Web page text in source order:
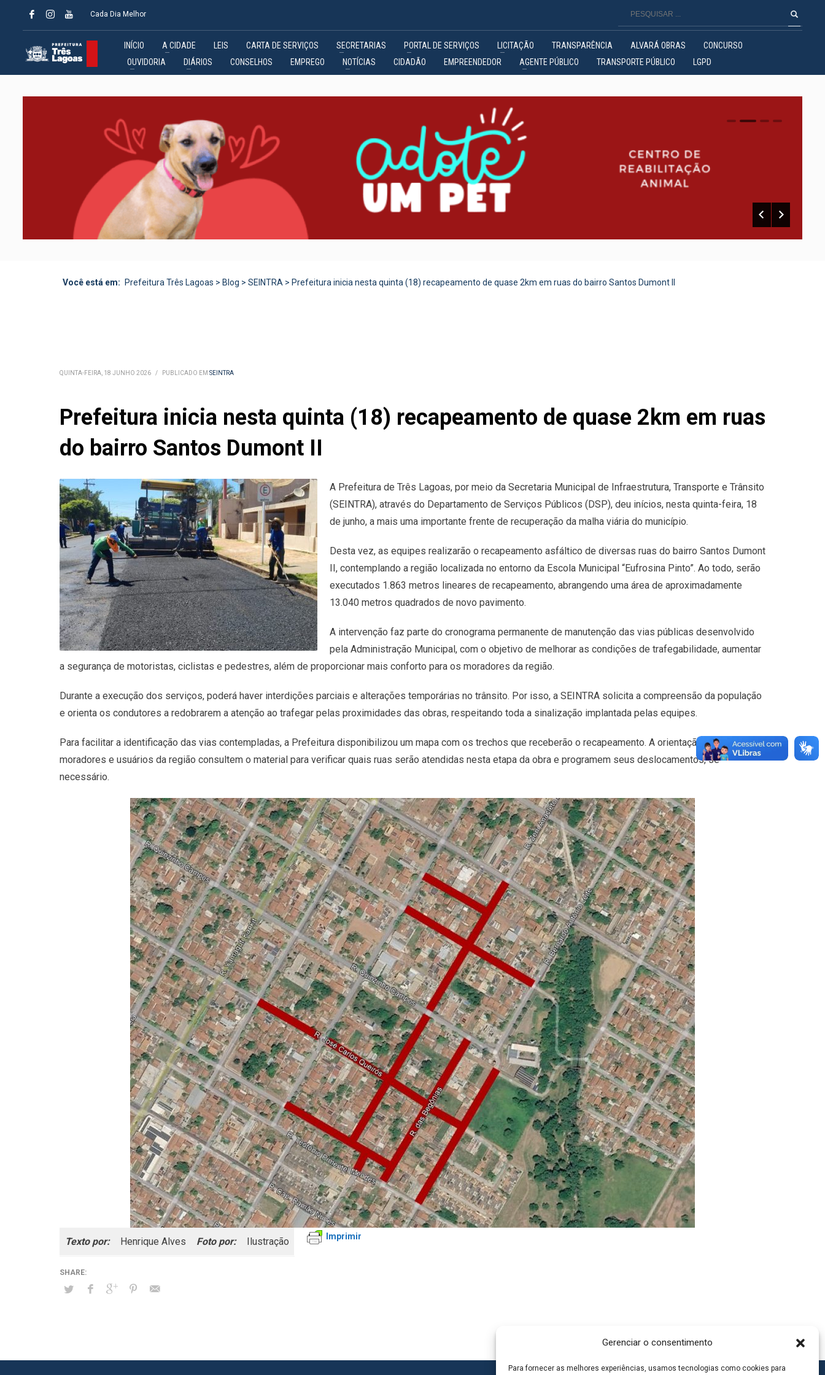
Gerenciar o consentimento
Para fornecer as melhores experiências, usamos tecnologias como cookies para
Cada Dia Melhor
INÍCIO A CIDADE LEIS CARTA DE SERVIÇOS SECRETARIAS PORTAL DE SERVIÇOS LICITAÇÃO TRANSPARÊNCIA ALVARÁ OBRAS
CONCURSO
OUVIDORIA
DIÁRIOS CONSELHOS EMPREGO NOTÍCIAS CIDADÃO EMPREENDEDOR AGENTE PÚBLICO TRANSPORTE PÚBLICO LGPD
0 1 2
Você está em: Prefeitura Três Lagoas > Blog > SEINTRA > Prefeitura inicia nesta quinta (18) recapeamento de quase 2km em ruas do bairro Santos Dumont II
QUINTA-FEIRA, 18 JUNHO 2026 / PUBLICADO EM SEINTRA
Prefeitura inicia nesta quinta (18) recapeamento de quase 2km em ruas
do bairro Santos Dumont II
A Prefeitura de Três Lagoas, por meio da Secretaria Municipal de Infraestrutura, Transporte e Trânsito
(SEINTRA), através do Departamento de Serviços Públicos (DSP), deu inícios, nesta quinta-feira, 18
de junho, a mais uma importante frente de recuperação da malha viária do município.
Desta vez, as equipes realizarão o recapeamento asfáltico de diversas ruas do bairro Santos Dumont
II, contemplando a região localizada no entorno da Escola Municipal “Eufrosina Pinto”. Ao todo, serão
executados 1.863 metros lineares de recapeamento, abrangendo uma área de aproximadamente
13.040 metros quadrados de novo pavimento.
A intervenção faz parte do cronograma permanente de manutenção das vias públicas desenvolvido
pela Administração Municipal, com o objetivo de melhorar as condições de trafegabilidade, aumentar
a segurança de motoristas, ciclistas e pedestres, além de proporcionar mais conforto para os moradores da região.
Durante a execução dos serviços, poderá haver interdições parciais e alterações temporárias no trânsito. Por isso, a SEINTRA solicita a compreensão da população
e orienta os condutores a redobrarem a atenção ao trafegar pelas proximidades das obras, respeitando toda a sinalização implantada pelas equipes.
Para facilitar a identificação das vias contempladas, a Prefeitura disponibilizou um mapa com os trechos que receberão o recapeamento. A orientação é que
moradores e usuários da região consultem o material para verificar quais ruas serão atendidas nesta etapa da obra e programem seus deslocamentos, se
necessário.
Texto por: Henrique Alves Foto por: Ilustração Imprimir